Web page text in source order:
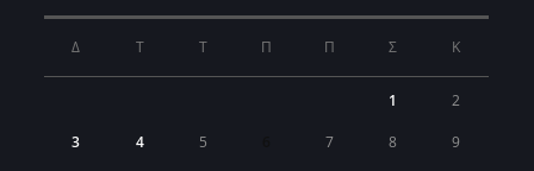
Δ Τ Τ Π Π Σ Κ
1 2
3 4 5 7 8 9